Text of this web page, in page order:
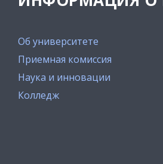
Об университете
Приемная комиссия
Наука и инновации
Колледж